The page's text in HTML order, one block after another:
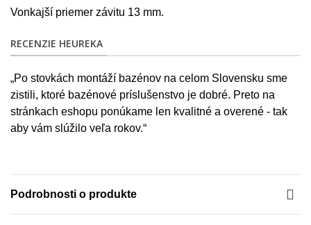
Vonkajší priemer závitu 13 mm.
RECENZIE HEUREKA
„Po stovkách montáží bazénov na celom Slovensku sme
zistili, ktoré bazénové príslušenstvo je dobré. Preto na
stránkach eshopu ponúkame len kvalitné a overené - tak
aby vám slúžilo veľa rokov.“
Podrobnosti o produkte